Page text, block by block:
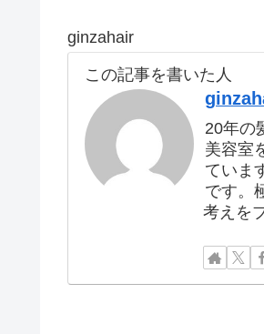
ginzahair
この記事を書いた人
20年の
美容室
ていま
です。
考えを